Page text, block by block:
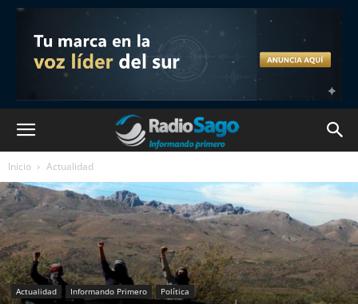
Inicio Actualidad
Actualidad Informando Primero Política